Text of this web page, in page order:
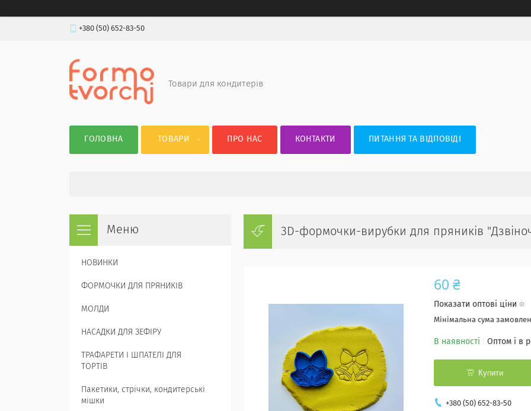
+380 (50) 652-83-50
Товари для кондитерів
ГОЛОВНА ТОВАРИ ПРО НАС КОНТАКТИ ПИТАННЯ ТА ВІДПОВІДІ
3D-формочки-вирубки для пряників
60 ₴
Показати оптові ціни
Мінімальна сума
В наявності Оптом і в
Купити
+380 (50) 652-83-50
НОВИНКИ
ФОРМОЧКИ ДЛЯ ПРЯНИКІВ
МОЛДИ
НАСАДКИ ДЛЯ ЗЕФІРУ
ТРАФАРЕТИ І ШПАТЕЛІ ДЛЯ
ТОРТІВ
Пакетики, стрічки, кондитерські
мішки